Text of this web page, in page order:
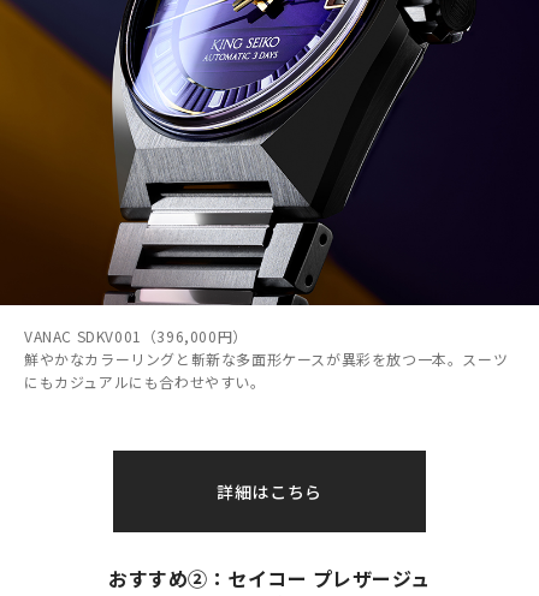
VANAC SDKV001（396,000円）
鮮やかなカラーリングと斬新な多面形ケースが異彩を放つ一本。スーツ
にもカジュアルにも合わせやすい。
詳細はこちら
おすすめ②：セイコー プレザージュ